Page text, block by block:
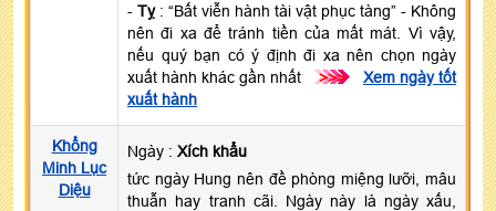
- Tỵ: “Bất viễn hành tài vật phục tàng” - Không
nên đi xa để tránh tiền của mất mát. Vì vậy,
nếu quý bạn có ý định đi xa nên chọn ngày
xuất hành khác gần nhất
>>>
Xem ngày tốt
xuất hành
Khổng
Minh Lục
Diệu
Ngày : Xích khẩu
tức ngày Hung nên đề phòng miệng lưỡi, mâu
thuẫn hay tranh cãi. Ngày này là ngày xấu,